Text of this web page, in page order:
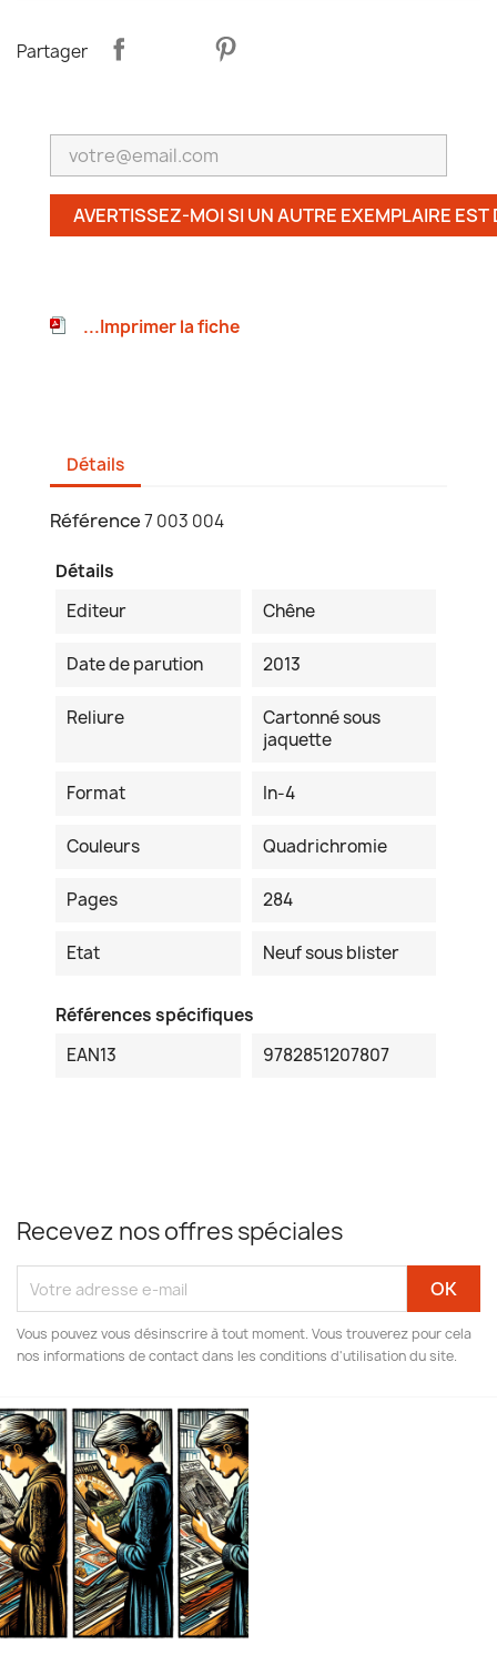
Partager
AVERTISSEZ-MOI SI UN AUTRE EXEMPLAIRE EST
...Imprimer la fiche
Détails
Référence7 003 004
Détails
Editeur
Chêne
Date de parution 2013
Reliure
Cartonné sous
jaquette
Format In-4
Couleurs Quadrichromie
Pages 284
Etat Neuf sous blister
Références spécifiques
EAN13
9782851207807
Recevez nos offres spéciales
Vous pouvez vous désinscrire à tout moment. Vous trouverez pour cela
nos informations de contact dans les conditions d'utilisation du site.